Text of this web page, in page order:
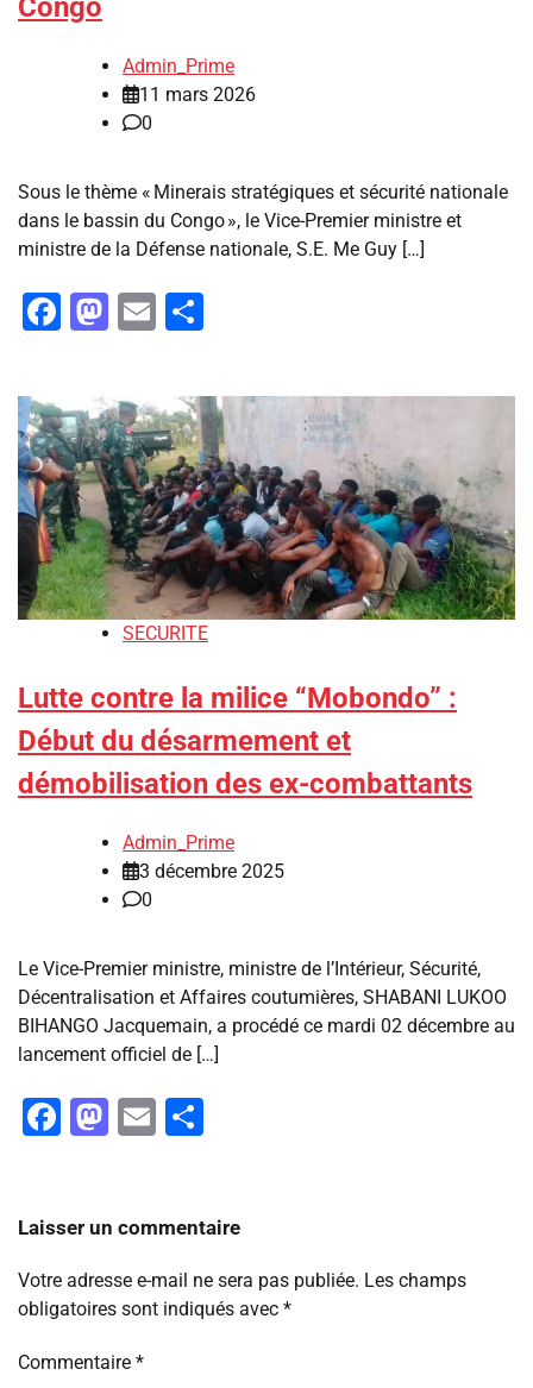
Admin_Prime
11 mars 2026
0
Sous le thème « Minerais stratégiques et sécurité nationale
dans le bassin du Congo », le Vice-Premier ministre et
ministre de la Défense nationale, S.E. Me Guy […]
Facebook
Mastodon
Email
SECURITE
Lutte contre la milice “Mobondo” :
Début du désarmement et
démobilisation des ex-combattants
Admin_Prime
3 décembre 2025
0
Le Vice-Premier ministre, ministre de l’Intérieur, Sécurité,
Décentralisation et Affaires coutumières, SHABANI LUKOO
BIHANGO Jacquemain, a procédé ce mardi 02 décembre au
lancement officiel de […]
Facebook
Mastodon
Email
Laisser un commentaire
Votre adresse e-mail ne sera pas publiée. Les champs
obligatoires sont indiqués avec *
Commentaire *